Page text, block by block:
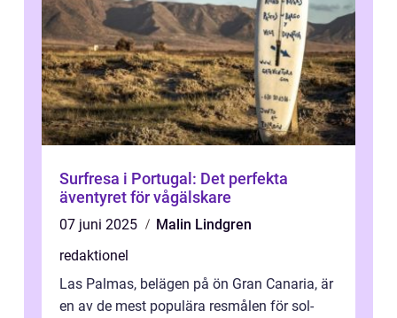
Surfresa i Portugal: Det perfekta
äventyret för vågälskare
07 juni 2025
Malin Lindgren
redaktionel
Las Palmas, belägen på ön Gran Canaria, är
en av de mest populära resmålen för sol-